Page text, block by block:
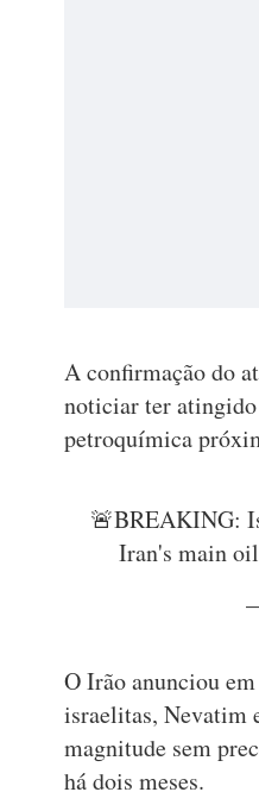
A confirmação do
noticiar ter atingido
petroquímica
🚨BREAKING:
Iran's main
O Irão anunciou
israelitas, Nevatim
magnitude sem
há dois meses.